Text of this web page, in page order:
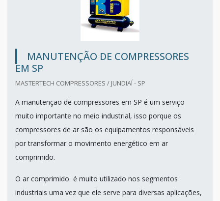
MANUTENÇÃO DE COMPRESSORES
EM SP
MASTERTECH COMPRESSORES / JUNDIAÍ - SP
A manutenção de compressores em SP é um serviço
muito importante no meio industrial, isso porque os
compressores de ar são os equipamentos responsáveis
por transformar o movimento energético em ar
comprimido.
O ar comprimido é muito utilizado nos segmentos
industriais uma vez que ele serve para diversas aplicações,